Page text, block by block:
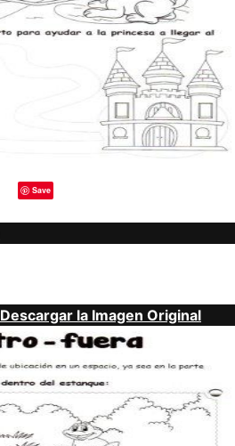
Save
Descargar la Imagen Original